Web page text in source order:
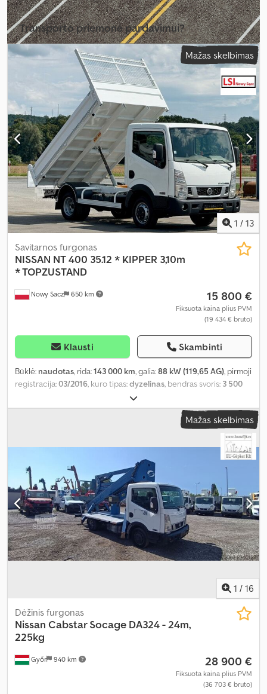
Transporto priemonė pardavimui?
Sukurti skelbimą Mažas skelbimas
1 / 13
Nowy Sacz 650 km
Savitarnos furgonas
NISSAN NT 400 35.12 * KIPPER 3,10m
* TOPZUSTAND
15 800 €
Fiksuota kaina plius PVM
(19 434 € bruto)
Klausti Skambinti
Būklė: naudotas, rida:143 000 km, galia:88 kW (119,65 AG), pirmoji
registracija:03/2016, kuro tipas:dyzelinas, bendras svoris: 3 500
, stabdžiai:
pavaros tipas:mechaninis, krovimo vietos ilgis:3 100 mm, krovinių
, krovos erdvės aukštis:350 mm,
Mažas skelbimas
1 / 16
Győr 940 km
Dėžinis furgonas
Nissan Cabstar Socage DA324 - 24m,
225kg
28 900 €
Fiksuota kaina plius PVM
(36 703 € bruto)